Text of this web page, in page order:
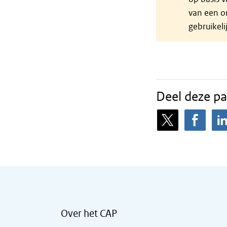
van een
Deel deze
Over het CAP